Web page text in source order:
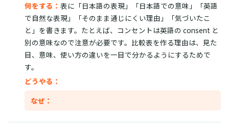
何をする： 表に「日本語の表現」「日本語での意味」「英語
で自然な表現」「そのまま通じにくい理由」「気づいたこ
と」を書きます。たとえば、コンセントは英語の consent と
別の意味なので注意が必要です。比較表を作る理由は、見た
目、意味、使い方の違いを一目で分かるようにするためで
す。
どうやる：
なぜ：